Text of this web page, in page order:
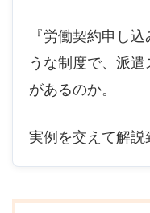
『労働契約申し
うな制度で、派
があるのか。
実例を交えて解説